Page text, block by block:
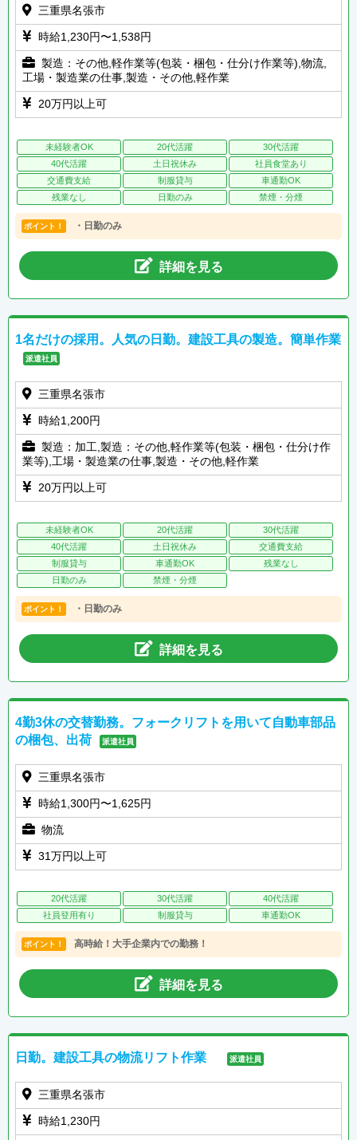
三重県名張市
時給1,230円〜1,538円
製造：その他,軽作業等(包装・梱包・仕分け作業等),物流,
工場・製造業の仕事,製造・その他,軽作業
20万円以上可
未経験者OK 20代活躍
30代活躍
40代活躍
土日祝休み
社員食堂あり
交通費支給
制服貸与
車通勤OK
残業なし
日勤のみ 禁煙・分煙
ポイント！ ・日勤のみ
詳細を見る
1名だけの採用。人気の日勤。建設工具の製造。簡単作業
派遣社員
三重県名張市
時給1,200円
製造：加工,製造：その他,軽作業等(包装・梱包・仕分け作
業等),工場・製造業の仕事,製造・その他,軽作業
20万円以上可
未経験者OK 20代活躍
30代活躍
40代活躍
土日祝休み
交通費支給
制服貸与
車通勤OK
残業なし
日勤のみ
禁煙・分煙
ポイント！ ・日勤のみ
詳細を見る
4勤3休の交替勤務。フォークリフトを用いて自動車部品
の梱包、出荷
派遣社員
三重県名張市
時給1,300円〜1,625円
物流
31万円以上可
20代活躍 30代活躍
40代活躍
社員登用有り
制服貸与 車通勤OK
ポイント！ 高時給！大手企業内での勤務！
詳細を見る
日勤。建設工具の物流リフト作業 派遣社員
三重県名張市
時給1,230円